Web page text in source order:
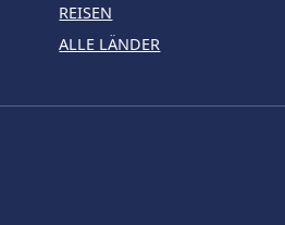
REISEN
ALLE LÄNDER